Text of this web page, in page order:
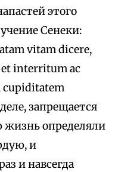
этого
Сенеки:
vitam dicere,
interritum ac
cupiditatem
запрещается
определяли
и
и навсегда